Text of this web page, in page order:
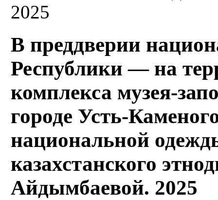
2025
В преддверии
Республики — на
комплекса музея-
городе Усть-
национальной
казахстанского
Айдымбаевой. 2025